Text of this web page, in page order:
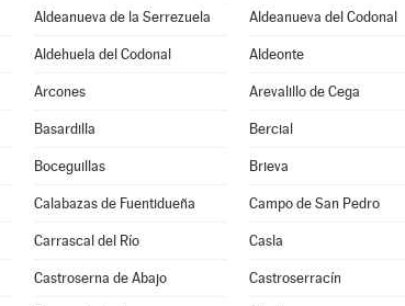
Aldeanueva de la Serrezuela Aldeanueva del Codonal
Aldehuela del Codonal Aldeonte
Arcones Arevalillo de Cega
Basardilla Bercial
Boceguillas Brieva
Calabazas de Fuentidueña Campo de San Pedro
Carrascal del Río Casla
Castroserna de Abajo Castroserracín